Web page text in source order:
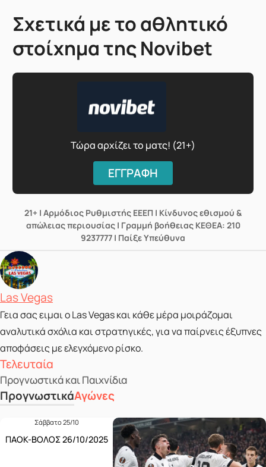
Τελευταία
Προγνωστικά και Παιχνίδια
ΠρογνωστικάΑγώνες
Σάββατο 25/10
ΠΑΟΚ-ΒΟΛΟΣ 26/10/2025
Σχετικά με το αθλητικό
στοίχημα της Novibet
Τώρα αρχίζει το ματς! (21+)
ΕΓΓΡΑΦΗ
21+ | Αρμόδιος Ρυθμιστής ΕΕΕΠ | Κίνδυνος εθισμού &
απώλειας περιουσίας | Γραμμή βοήθειας ΚΕΘΕΑ: 210
9237777 | Παίξε Υπεύθυνα
Posted by
Las Vegas
Γεια σας ειμαι ο Las Vegas και κάθε μέρα μοιράζομαι
αναλυτικά σχόλια και στρατηγικές, για να παίρνεις έξυπνες
αποφάσεις με ελεγχόμενο ρίσκο.